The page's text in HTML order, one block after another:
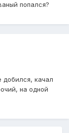
попался?
добился, качал
на одной